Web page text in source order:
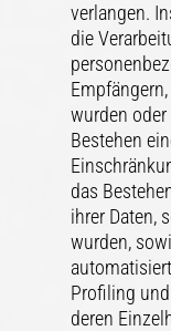
verlangen.
die
wurden oder
Bestehen
das
ihrer Daten,
wurden,
Profiling
deren